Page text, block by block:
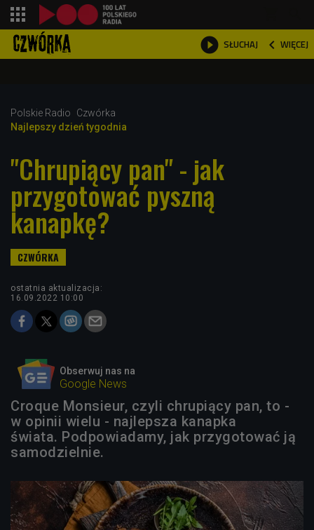
 SŁUCHAJ  WIĘCEJ

Polskie Radio
Czwórka
Najlepszy dzień tygodnia
"Chrupiący pan" - jak
przygotować pyszną
kanapkę?
ostatnia aktualizacja:
16.09.2022 10:00
Obserwuj nas na
Google News
Croque Monsieur, czyli chrupiący pan, to -
w opinii wielu - najlepsza kanapka
świata. Podpowiadamy, jak przygotować ją
samodzielnie.